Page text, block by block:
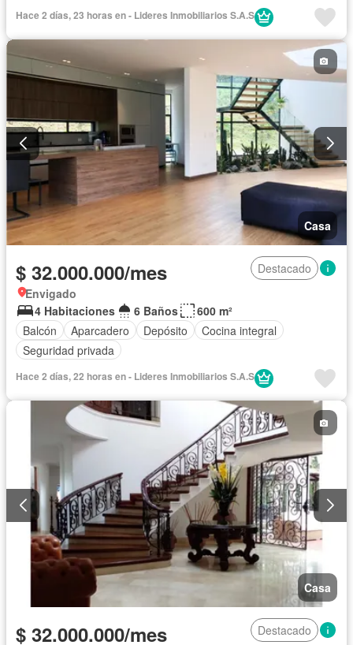
Hace 2 días, 23 horas en - Lideres Inmobiliarios S.A.S
Casa
$ 32.000.000/mes
Destacado
Envigado
4 Habitaciones
6 Baños
600 m²
Balcón
Aparcadero Depósito
Cocina integral
Seguridad privada
Hace 2 días, 22 horas en - Lideres Inmobiliarios S.A.S
Casa
$ 32.000.000/mes
Destacado